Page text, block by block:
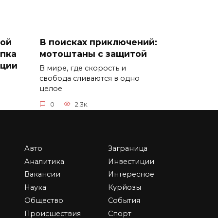
В поисках приключений:
мотоштаны с защитой
В мире, где скорость и
свобода сливаются в одно
целое
0 2.3к.
Самые статусные
холодильники 2026 года
— элитные марки с
Авто
Аналитика
Вакансии
Наука
Общество
Происшествия
Заграница
Инвестиции
Интересное
Курйозы
События
Спорт